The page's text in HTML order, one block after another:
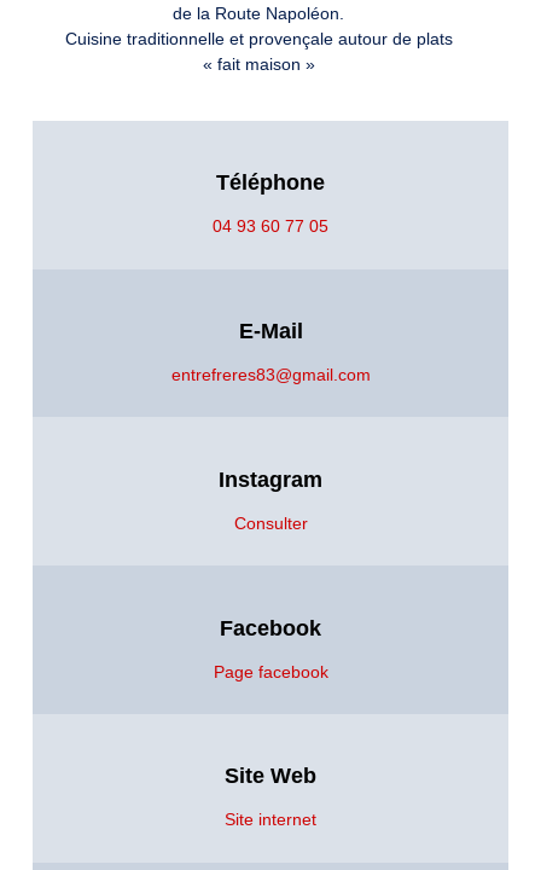
de la Route Napoléon.
Cuisine traditionnelle et provençale autour de plats
« fait maison »
Téléphone
04 93 60 77 05
E-Mail
entrefreres83@gmail.com
Instagram
Consulter
Facebook
Page facebook
Site Web
Site internet